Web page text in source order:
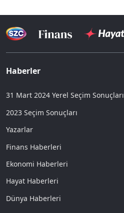
Haberler
31 Mart 2024 Yerel Seçim Sonuçları
2023 Seçim Sonuçları
Yazarlar
Finans Haberleri
Ekonomi Haberleri
Hayat Haberleri
Dünya Haberleri